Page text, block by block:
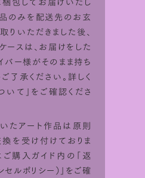
品のみを配送先のお玄
りいただきました後、
ースは、お届けをした
バー様がそのまま持ち
了承ください。詳しく
いて 」をご確認くださ
たアート作品は原則
換を受け付けておりま
ご購入ガイド内の「返
ルポリシー） 」をご確
用方法
ている作品はサイズ
ュレーションして
。